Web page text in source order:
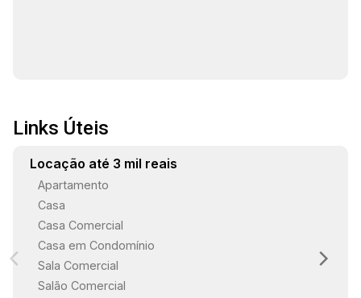
Links Úteis
Locação até 3 mil reais
Apartamento
Casa
Casa Comercial
Casa em Condomínio
Sala Comercial
Salão Comercial